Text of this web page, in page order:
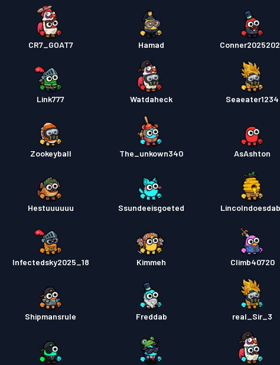
Hamad
CR7_GOAT7
Seaeater1234
Watdaheck
Link777
AsAshton
The_unkown340
Zookeyball
Ssundeeisgoeted
Hestuuuuuu
Climb40720
Kimmeh
Infectedsky2025_18
real_Sir_3
Freddab
Shipmansrule